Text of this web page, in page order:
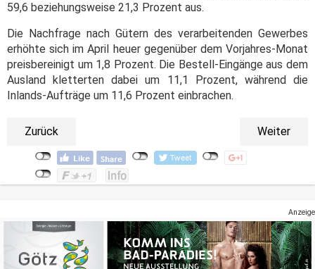
59,6 beziehungsweise 21,3 Prozent aus.
Die Nachfrage nach Gütern des verarbeitenden Gewerbes
erhöhte sich im April heuer gegenüber dem Vorjahres-Monat
preisbereinigt um 1,8 Prozent. Die Bestell-Eingänge aus dem
Ausland kletterten dabei um 11,1 Prozent, während die
Inlands-Aufträge um 11,6 Prozent einbrachen.
Zurück Weiter
Anzeige